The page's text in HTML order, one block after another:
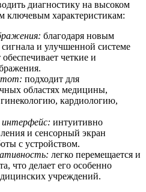
диагностику на высоком
ключевым характеристикам:
благодаря новым
и улучшенной системе
четкие и
подходит для
областях медицины,
кардиологию,
интерфейс: интуитивно
и сенсорный экран
с устройством.
легко перемещается и
что делает его особенно
учреждений.